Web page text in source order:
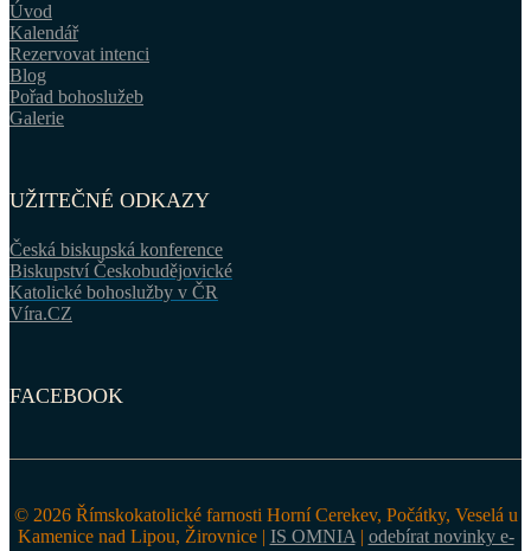
Úvod
Kalendář
Rezervovat intenci
Blog
Pořad bohoslužeb
Galerie
UŽITEČNÉ ODKAZY
Česká biskupská konference
Biskupství Českobudějovické
Katolické bohoslužby v ČR
Víra.CZ
FACEBOOK
© 2026 Římskokatolické farnosti Horní Cerekev, Počátky, Veselá u
Kamenice nad Lipou, Žirovnice | IS OMNIA | odebírat novinky e-